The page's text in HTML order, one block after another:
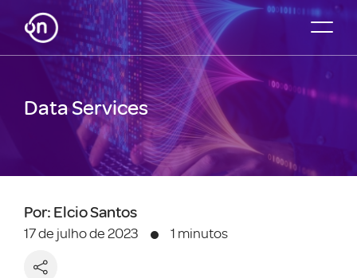
Data Services
Por: Elcio Santos
17 de julho de 2023 1 minutos